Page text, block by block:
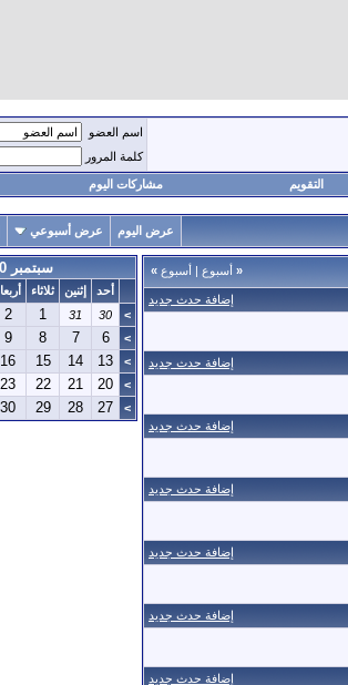
اسم العضو
كلمة المرور
التقويم مشاركات اليوم
عرض اليوم عرض أسبوعي
« أسبوع | أسبوع »
إضافة حدث جديد
إضافة حدث جديد
إضافة حدث جديد
إضافة حدث جديد
إضافة حدث جديد
إضافة حدث جديد
إضافة حدث جديد
سبتمبر 2020
أحد إثنين ثلاثاء
>
30
31
1
2
>
6
7
8
9
>
13
14
15
16
>
20
21
22
23
>
27
28
29
30